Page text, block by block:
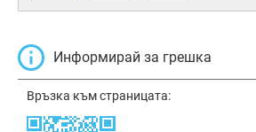
Информирай за грешка
Връзка към страницата: